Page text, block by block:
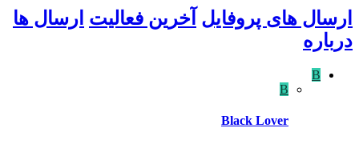
ارسال های پروفایل آخرین فعالیت ارسال ها
درباره
B
B
Black Lover